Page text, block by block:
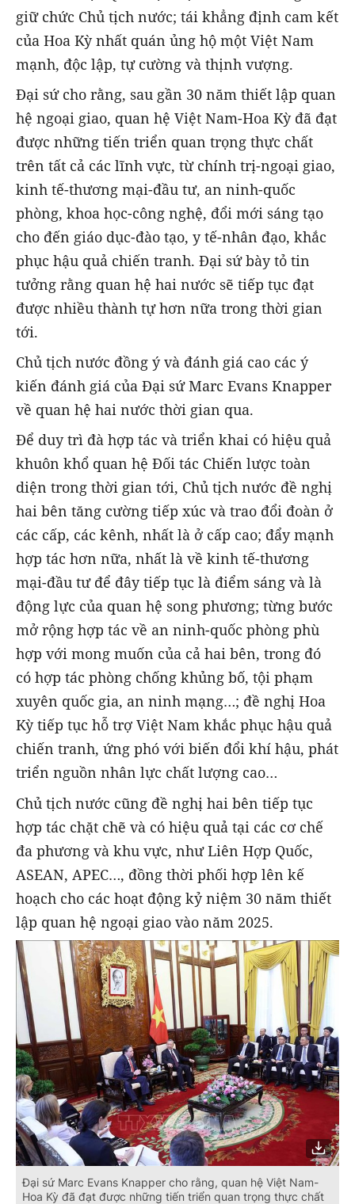
giữ chức Chủ tịch nước; tái khẳng định cam kết
của Hoa Kỳ nhất quán ủng hộ một Việt Nam
mạnh, độc lập, tự cường và thịnh vượng.
Đại sứ cho rằng, sau gần 30 năm thiết lập quan
hệ ngoại giao, quan hệ Việt Nam-Hoa Kỳ đã đạt
được những tiến triển quan trọng thực chất
trên tất cả các lĩnh vực, từ chính trị-ngoại giao,
kinh tế-thương mại-đầu tư, an ninh-quốc
phòng, khoa học-công nghệ, đổi mới sáng tạo
cho đến giáo dục-đào tạo, y tế-nhân đạo, khắc
phục hậu quả chiến tranh. Đại sứ bày tỏ tin
tưởng rằng quan hệ hai nước sẽ tiếp tục đạt
được nhiều thành tự hơn nữa trong thời gian
tới.
Chủ tịch nước đồng ý và đánh giá cao các ý
kiến đánh giá của Đại sứ Marc Evans Knapper
về quan hệ hai nước thời gian qua.
Để duy trì đà hợp tác và triển khai có hiệu quả
khuôn khổ quan hệ Đối tác Chiến lược toàn
diện trong thời gian tới, Chủ tịch nước đề nghị
hai bên tăng cường tiếp xúc và trao đổi đoàn ở
các cấp, các kênh, nhất là ở cấp cao; đẩy mạnh
hợp tác hơn nữa, nhất là về kinh tế-thương
mại-đầu tư để đây tiếp tục là điểm sáng và là
động lực của quan hệ song phương; từng bước
mở rộng hợp tác về an ninh-quốc phòng phù
hợp với mong muốn của cả hai bên, trong đó
có hợp tác phòng chống khủng bố, tội phạm
xuyên quốc gia, an ninh mạng…; đề nghị Hoa
Kỳ tiếp tục hỗ trợ Việt Nam khắc phục hậu quả
chiến tranh, ứng phó với biến đổi khí hậu, phát
triển nguồn nhân lực chất lượng cao…
Chủ tịch nước cũng đề nghị hai bên tiếp tục
hợp tác chặt chẽ và có hiệu quả tại các cơ chế
đa phương và khu vực, như Liên Hợp Quốc,
ASEAN, APEC…, đồng thời phối hợp lên kế
hoạch cho các hoạt động kỷ niệm 30 năm thiết
lập quan hệ ngoại giao vào năm 2025.
Đại sứ Marc Evans Knapper cho rằng, quan hệ Việt Nam-
Hoa Kỳ đã đạt được những tiến triển quan trọng thực chất